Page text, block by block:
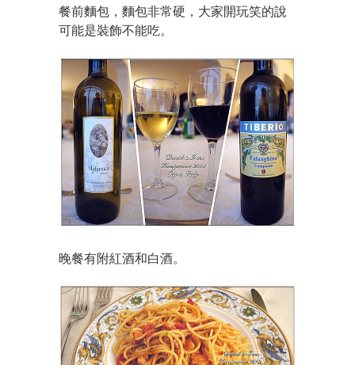
餐前麵包，麵包非常硬，大家開玩笑的說
可能是裝飾不能吃。
晚餐有附紅酒和白酒。